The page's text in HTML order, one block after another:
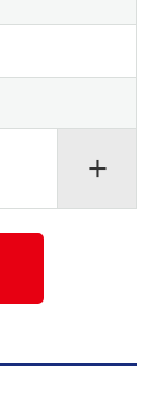
+